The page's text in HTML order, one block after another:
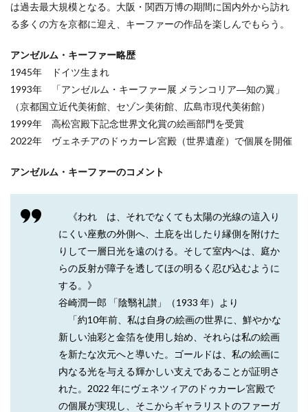
は過去最大規模となる。大阪・関西万博の期間に国内外から訪れ
る多くの方を京都に迎え、キーファーの作品を楽しんでもらう。
アンゼルム・キーファー略歴
1945年 ドイツ生まれ
1993年 「アンゼルム・キーファー展 メランコリア―知の翼」
（京都国立近代美術館、セゾン美術館、広島市現代美術館）
1999年 高松宮殿下記念世界文化賞の絵画部門を受賞
2022年 ヴェネチアのドゥカーレ宮殿（世界遺産）で個展を開催
アンゼルム・キーファーのコメント
《われゝは、それでなくても太陽の光線の這入り
にくい座敷の外側へ、土庇を出したり縁側を附けた
りして一層日光を遠のける。そして室内へは、庭か
らの反射が障子を透してほの明るく忍び込むように
する。》
谷崎潤一郎 「陰翳礼讃」（1933 年）より
「約10年前、私は自身の絵画の世界に、鮮やかな
新しい油彩と金箔を使用し始め、それらは私の絵画
を新たな次元へと導いた。ゴールドは、私の絵画に
内なる光を与える輝かしい支えであることが証明さ
れた。2022 年にヴェネツィアのドゥカーレ宮殿で
の個展が実現し、そこからギャラリストのファーガ